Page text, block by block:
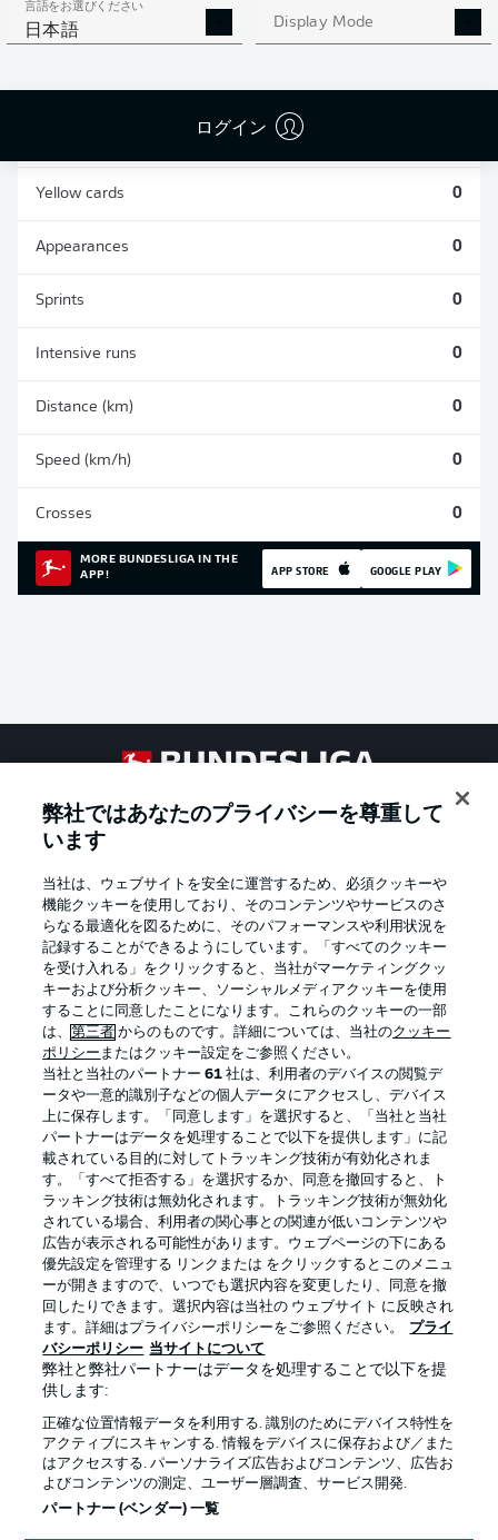
言語をお選びください
日本語 Display Mode
ログイン
AERIAL DUELS
WON
Yellow cards 0
Appearances 0
Sprints 0
Intensive runs 0
Distance (km) 0
Speed (km/h) 0
Crosses 0
MORE BUNDESLIGA IN THE
APP!
APP STORE GOOGLE PLAY
BUNDESLIGA APP
Official Partners
プライバシー・ポリシー 優先設定を管理する
利用条件 放送局
求人
当サイトについて
弊社ではあなたのプライバシーを尊重して
います
当社は、ウェブサイトを安全に運営するため、必須クッキーや
機能クッキーを使用しており、そのコンテンツやサービスのさ
らなる最適化を図るために、そのパフォーマンスや利用状況を
記録することができるようにしています。「すべてのクッキー
を受け入れる」をクリックすると、当社がマーケティングクッ
キーおよび分析クッキー、ソーシャルメディアクッキーを使用
することに同意したことになります。これらのクッキーの一部
は、第三者 からのものです。詳細については、当社のクッキー
ポリシー またはクッキー設定をご参照ください。
当社と当社のパートナー61 社は、利用者のデバイスの閲覧デ
ータや一意的識別子などの個人データにアクセスし、デバイス
上に保存します。「同意します」を選択すると、「当社と当社
パートナーはデータを処理することで以下を提供します」に記
載されている目的に対してトラッキング技術が有効化されま
す。「すべて拒否する」を選択するか、同意を撤回すると、ト
ラッキング技術は無効化されます。トラッキング技術が無効化
されている場合、利用者の関心事との関連が低いコンテンツや
広告が表示される可能性があります。ウェブページの下にある
優先設定を管理する リンクまたは をクリックするとこのメニュ
ーが開きますので、いつでも選択内容を変更したり、同意を撤
回したりできます。選択内容は当社の ウェブサイト に反映され
ます。詳細はプライバシーポリシーをご参照ください。
プライ
バシーポリシー 当サイトについて
弊社と弊社パートナーはデータを処理することで以下を提
供します:
正確な位置情報データを利用する. 識別のためにデバイス特性を
アクティブにスキャンする. 情報をデバイスに保存および／また
はアクセスする. パーソナライズ広告およびコンテンツ、広告お
よびコンテンツの測定、ユーザー層調査、サービス開発.
パートナー (ベンダー) 一覧